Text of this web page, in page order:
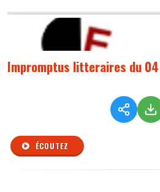
Impromptus litteraires du
ÉCOUTEZ